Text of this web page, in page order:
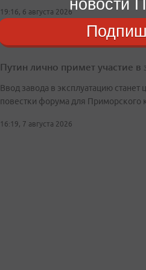
19:16, 6 августа 2026
Путин лично примет участие
Ввод завода в эксплуатацию
повестки форума для Приморского
16:19, 7 августа 2026
новости